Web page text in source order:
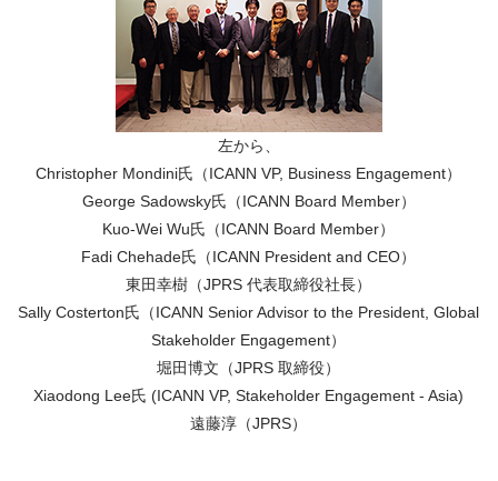
左から、
Christopher Mondini氏（ICANN VP, Business Engagement）
George Sadowsky氏（ICANN Board Member）
Kuo-Wei Wu氏（ICANN Board Member）
Fadi Chehade氏（ICANN President and CEO）
東田幸樹（JPRS 代表取締役社長）
Sally Costerton氏（ICANN Senior Advisor to the President, Global
Stakeholder Engagement）
堀田博文（JPRS 取締役）
Xiaodong Lee氏 (ICANN VP, Stakeholder Engagement - Asia)
遠藤淳（JPRS）